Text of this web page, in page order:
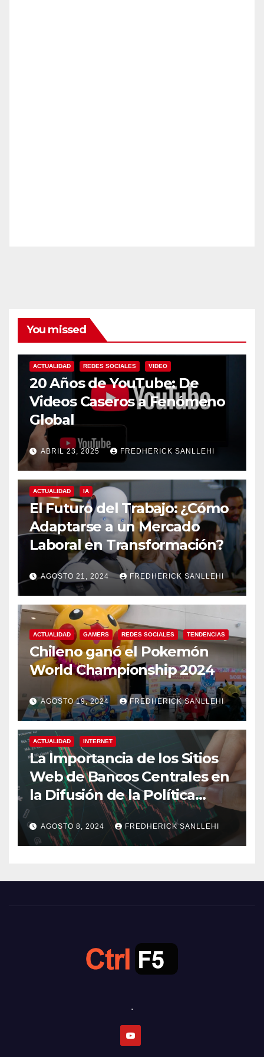
You missed
ACTUALIDAD REDES SOCIALES VIDEO
20 Años de YouTube: De
Videos Caseros a Fenómeno
Global
ABRIL 23, 2025 FREDHERICK SANLLEHI
ACTUALIDAD IA
El Futuro del Trabajo: ¿Cómo
Adaptarse a un Mercado
Laboral en Transformación?
AGOSTO 21, 2024 FREDHERICK SANLLEHI
ACTUALIDAD GAMERS REDES SOCIALES TENDENCIAS
Chileno ganó el Pokemón
World Championship 2024
AGOSTO 19, 2024 FREDHERICK SANLLEHI
ACTUALIDAD INTERNET
La Importancia de los Sitios
Web de Bancos Centrales en
la Difusión de la Política
Monetaria
AGOSTO 8, 2024 FREDHERICK SANLLEHI
.